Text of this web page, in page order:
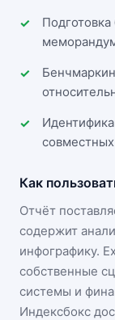
Как
Отчёт
содержит
инфографику.
собственные
системы и
Индексбокс